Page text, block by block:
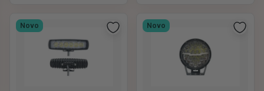
Novo Novo